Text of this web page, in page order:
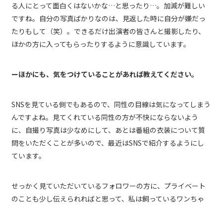
る人にとって面白くはないかな…と思ったり…。加減が難しい
ですね。自分の写真ばかりなのは、見返した時に自分が嫌だっ
たりもして（笑）。できるだけ出演者の皆さんと撮影したり、
ほかの方に入ってもらったりするように意識しています。
ーほかにも、気をつけていることがあれば教えてください。
SNSを見ている側でもあるので、同性の目線は気になってしまう
んですよね。見てくれている同性の方が不快にならないよう
に、自撮り写真は少なめにして、あとは番組の衣装について質
問をいただくことが多いので、最近はSNSで紹介するようにし
ています。
せっかく見ていただいているフォロワーの方に、プライベート
のことも少し伝えられればと思って、私は飼っているワンちゃ